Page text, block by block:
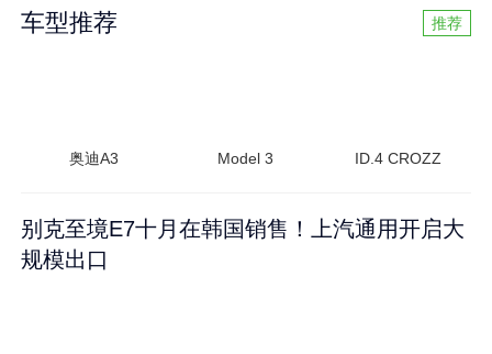
车型推荐 推荐
奥迪A3 Model 3 ID.4 CROZZ
别克至境E7十月在韩国销售！上汽通用开启大
规模出口